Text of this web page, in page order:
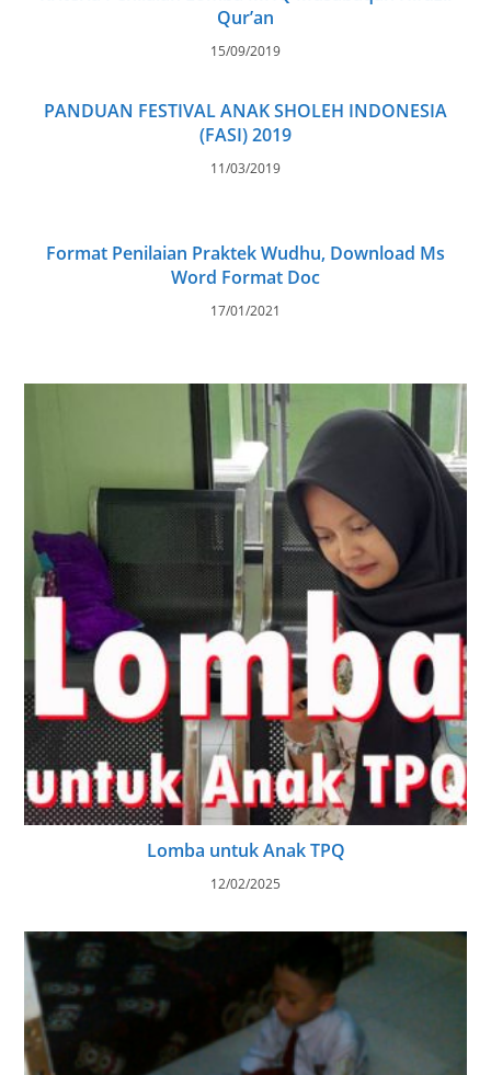
Qur’an
15/09/2019
PANDUAN FESTIVAL ANAK SHOLEH INDONESIA
(FASI) 2019
11/03/2019
Format Penilaian Praktek Wudhu, Download Ms
Word Format Doc
17/01/2021
Lomba untuk Anak TPQ
12/02/2025